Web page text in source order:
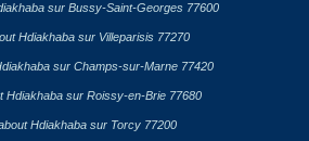
sur Bussy-Saint-Georges 77600
Hdiakhaba sur Villeparisis 77270
sur Champs-sur-Marne 77420
Hdiakhaba sur Roissy-en-Brie 77680
Hdiakhaba sur Torcy 77200